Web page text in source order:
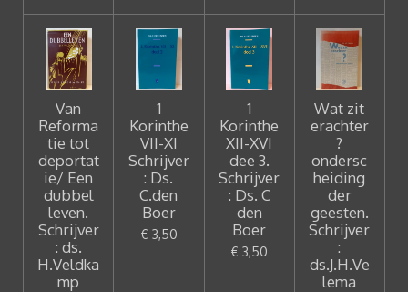
Van
Reforma
tie tot
deportat
ie/ Een
dubbel
leven.
Schrijver
: ds.
H.Veldka
mp
1
Korinthe
VII-XI
Schrijver
: Ds.
C.den
Boer
€ 3,50
1
Korinthe
XII-XVI
dee 3.
Schrijver
: Ds. C
den
Boer
€ 3,50
Wat zit
erachter
?
ondersc
heiding
der
geesten.
Schrijver
:
ds.J.H.Ve
lema